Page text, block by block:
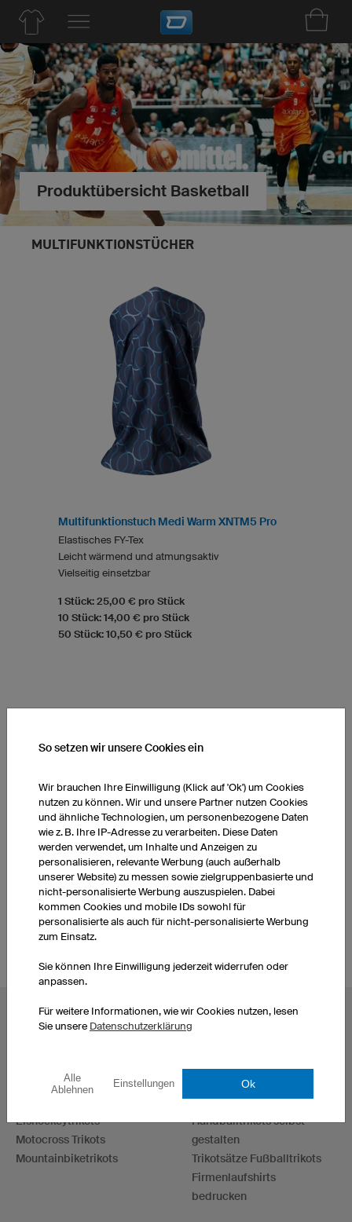
Produktübersicht Basketball
MULTIFUNKTIONSTÜCHER
Multifunktionstuch Medi Warm XNTM5 Pro
Elastisches FY-Tex
Leicht wärmend und atmungsaktiv
Vielseitig einsetzbar
1 Stück: 25,00 € pro Stück
10 Stück: 14,00 € pro Stück
50 Stück: 10,50 € pro Stück
Basketballhosen Damen Basketballtrikots Damen
Socken Basketballhosen Herren
Basketball-Trikots selbst
gestalten
Socken
Basketballtrikots
Eishockeytrikots
Motocross Trikots
Mountainbiketrikots
T-Shirts bedrucken
Hoodies bedrucken
Handballtrikots selbst
gestalten
Trikotsätze Fußballtrikots
Firmenlaufshirts
bedrucken
So setzen wir unsere Cookies ein
Wir brauchen Ihre Einwilligung (Klick auf 'Ok') um Cookies
nutzen zu können. Wir und unsere Partner nutzen Cookies
und ähnliche Technologien, um personenbezogene Daten
wie z. B. Ihre IP-Adresse zu verarbeiten. Diese Daten
werden verwendet, um Inhalte und Anzeigen zu
personalisieren, relevante Werbung (auch außerhalb
unserer Website) zu messen sowie zielgruppenbasierte und
nicht-personalisierte Werbung auszuspielen. Dabei
kommen Cookies und mobile IDs sowohl für
personalisierte als auch für nicht-personalisierte Werbung
zum Einsatz.
Sie können Ihre Einwilligung jederzeit widerrufen oder
anpassen.
Für weitere Informationen, wie wir Cookies nutzen, lesen
Sie unsere Datenschutzerklärung
Alle
Ablehnen
Einstellungen Ok